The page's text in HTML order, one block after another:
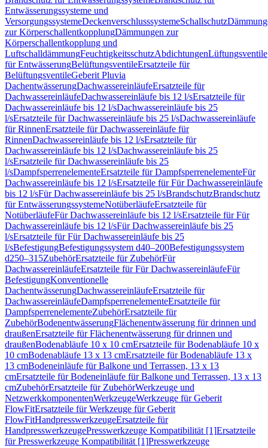
Entwässerungssysteme und
VersorgungssystemeDeckenverschlusssystemeSchallschutz
zur KörperschallentkopplungDämmungen zur
Körperschallentkopplung und
LuftschalldämmungFeuchtigkeitsschutzAbdichtungenLüftungsventile
für EntwässerungBelüftungsventileErsatzteile für
BelüftungsventileGeberit Pluvia
DachentwässerungDachwassereinläufeErsatzteile für
DachwassereinläufeDachwassereinläufe bis 12 l/sErsatzteile für
Dachwassereinläufe bis 12 l/sDachwassereinläufe bis 25
l/sErsatzteile für Dachwassereinläufe bis 25 l/sDachwassereinläufe
für RinnenErsatzteile für Dachwassereinläufe für
RinnenDachwassereinläufe bis 12 l/sErsatzteile für
Dachwassereinläufe bis 12 l/sDachwassereinläufe bis 25
l/sErsatzteile für Dachwassereinläufe bis 25
l/sDampfsperrenelementeErsatzteile für DampfsperrenelementeFür
Dachwassereinläufe bis 12 l/sErsatzteile für Für Dachwassereinläufe
bis 12 l/sFür Dachwassereinläufe bis 25 l/sBrandschutzBrandschutz
für EntwässerungssystemeNotüberläufeErsatzteile für
NotüberläufeFür Dachwassereinläufe bis 12 l/sErsatzteile für Für
Dachwassereinläufe bis 12 l/sFür Dachwassereinläufe bis 25
l/sErsatzteile für Für Dachwassereinläufe bis 25
l/sBefestigungBefestigungssystem d40–200Befestigungssystem
d250–315ZubehörErsatzteile für ZubehörFür
DachwassereinläufeErsatzteile für Für DachwassereinläufeFür
BefestigungKonventionelle
DachentwässerungDachwassereinläufeErsatzteile für
DachwassereinläufeDampfsperrenelementeErsatzteile für
DampfsperrenelementeZubehörErsatzteile für
ZubehörBodenentwässerungFlächenentwässerung für drinnen und
draußenErsatzteile für Flächenentwässerung für drinnen und
draußenBodenabläufe 10 x 10 cmErsatzteile für Bodenabläufe 10 x
10 cmBodenabläufe 13 x 13 cmErsatzteile für Bodenabläufe 13 x
13 cmBodeneinläufe für Balkone und Terrassen, 13 x 13
cmErsatzteile für Bodeneinläufe für Balkone und Terrassen, 13 x 13
cmZubehörErsatzteile für ZubehörWerkzeuge und
NetzwerkkomponentenWerkzeugeWerkzeuge für Geberit
FlowFitErsatzteile für Werkzeuge für Geberit
FlowFitHandpresswerkzeugeErsatzteile für
HandpresswerkzeugePresswerkzeuge Kompatibilität [1]Ersatzteile
für Presswerkzeuge Kompatibilität [1]Presswerkzeuge